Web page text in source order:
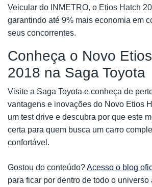
Veicular do INMETRO, o Etios Hatch
garantindo até 9% mais economia em
seus concorrentes.
Conheça o Novo
2018 na Saga Toyota
Visite a Saga Toyota e conheça de
vantagens e inovações do Novo Etios
um test drive e descubra por que este
certa para quem busca um carro
confortável.
Gostou do conteúdo?Acesso o blog
para ficar por dentro de todo o universo